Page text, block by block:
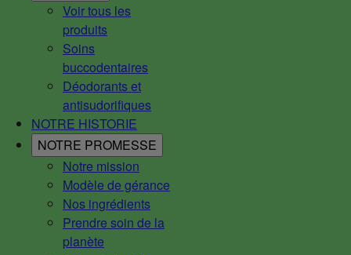
Voir tous les
produits
Soins
buccodentaires
Déodorants et
antisudorifiques
NOTRE HISTORIE
NOTRE PROMESSE
Notre mission
Modèle de gérance
Nos ingrédients
Prendre soin de la
planète